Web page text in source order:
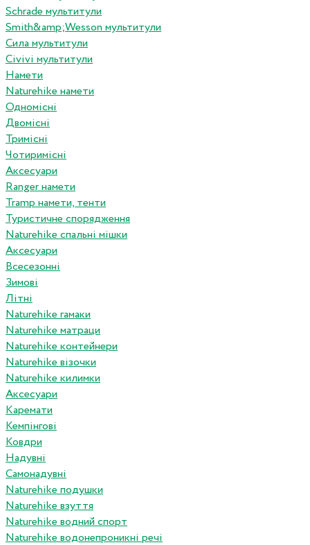
Schrade мультитули
Smith&amp;Wesson мультитули
Сила мультитули
Civivi мультитули
Намети
Naturehike намети
Одномісні
Двомісні
Тримісні
Чотиримісні
Аксесуари
Ranger намети
Tramp намети, тенти
Туристичне спорядження
Naturehike спальні мішки
Аксесуари
Всесезонні
Зимові
Літні
Naturehike гамаки
Naturehike матраци
Naturehike контейнери
Naturehike візочки
Naturehike килимки
Аксесуари
Каремати
Кемпінгові
Ковдри
Надувні
Самонадувні
Naturehike подушки
Naturehike взуття
Naturehike водний спорт
Naturehike водонепроникні речі